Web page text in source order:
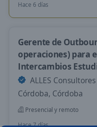
Hace 6 días
Gerente de
operaciones) para
Intercambios
ALLES Consultores
Córdoba, Córdoba
Presencial y remoto
Hace 7 días